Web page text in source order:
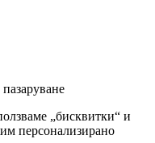
„бисквитки“ и
персонализирано